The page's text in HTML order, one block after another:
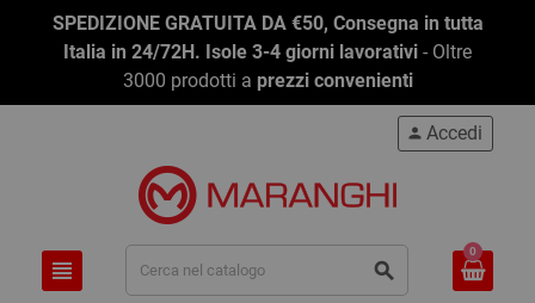
SPEDIZIONE GRATUITA DA €50, Consegna in tutta
Italia in 24/72H. Isole 3-4 giorni lavorativi - Oltre
3000 prodotti a prezzi convenienti
view_headline search
person Accedi
0